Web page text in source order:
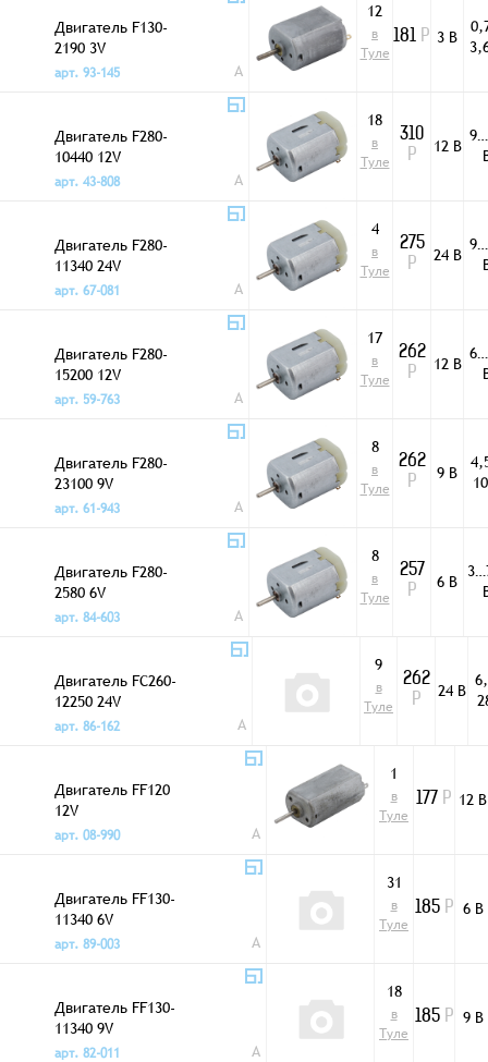
Двигатель F130-
2190 3V
арт. 93-145
A
12
в
Туле
181 Р 3 В
Двигатель F280-
10440 12V
арт. 43-808
A
18
в
Туле
310
Р
12 В
Двигатель F280-
11340 24V
арт. 67-081
A
4
в
Туле
275
Р
24 В
Двигатель F280-
15200 12V
арт. 59-763
A
17
в
Туле
262
Р
12 В
Двигатель F280-
23100 9V
арт. 61-943
A
8
в
Туле
262
Р
9 В
Двигатель F280-
2580 6V
арт. 84-603
A
8
в
Туле
257
Р
6 В
Двигатель FC260-
12250 24V
арт. 86-162
A
9
в
Туле
262
Р
24 В
Двигатель FF120
12V
арт. 08-990
A
1
в
Туле
177 Р 12 В
Двигатель FF130-
11340 6V
арт. 89-003
A
31
в
Туле
185 Р 6 В
Двигатель FF130-
11340 9V
арт. 82-011
A
18
в
Туле
185 Р 9 В